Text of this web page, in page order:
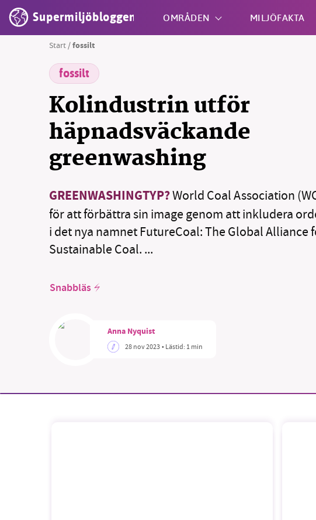
Supermiljöbloggen OMRÅDEN MILJÖFAKTA
Start /fossilt
fossilt
Kolindustrin utför
häpnadsväckande
greenwashing
GREENWASHINGTYP?World Coal Association
för att förbättra sin image genom att inkludera
i det nya namnet FutureCoal: The Global Alliance
Sustainable Coal. ...
Snabbläs
Anna Nyquist
28 nov 2023• Lästid: 1 min